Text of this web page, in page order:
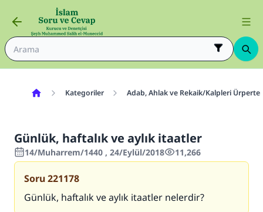
Kategoriler Adab, Ahlak ve Rekaik/Kalpleri
Günlük, haftalık ve aylık itaatler
14/Muharrem/1440 , 24/Eylül/2018 11,266
Soru221178
Günlük, haftalık ve aylık itaatler nelerdir?